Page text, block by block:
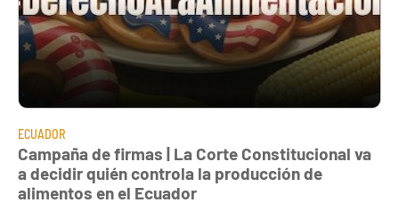
ECUADOR
Campaña de firmas | La Corte Constitucional va
a decidir quién controla la producción de
alimentos en el Ecuador